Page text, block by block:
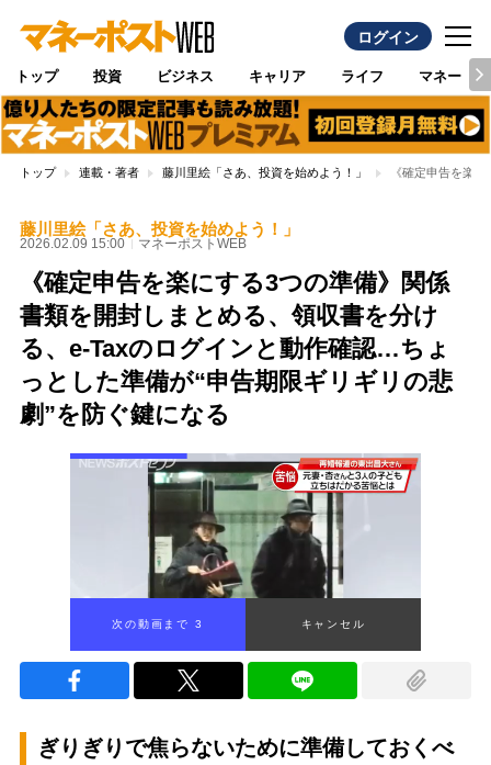
ログイン
トップ 投資 ビジネス キャリア ライフ マネー
トップ 連載・著者 藤川里絵「さあ、投資を始めよう！」 《確定申告を楽
藤川里絵「さあ、投資を始めよう！」
2026.02.09 15:00 マネーポストWEB
《確定申告を楽にする3つの準備》関係
書類を開封しまとめる、領収書を分け
る、e-Taxのログインと動作確認…ちょ
っとした準備が“申告期限ギリギリの悲
劇”を防ぐ鍵になる
次の動画まで 2 キャンセル
ぎりぎりで焦らないために準備しておくべ